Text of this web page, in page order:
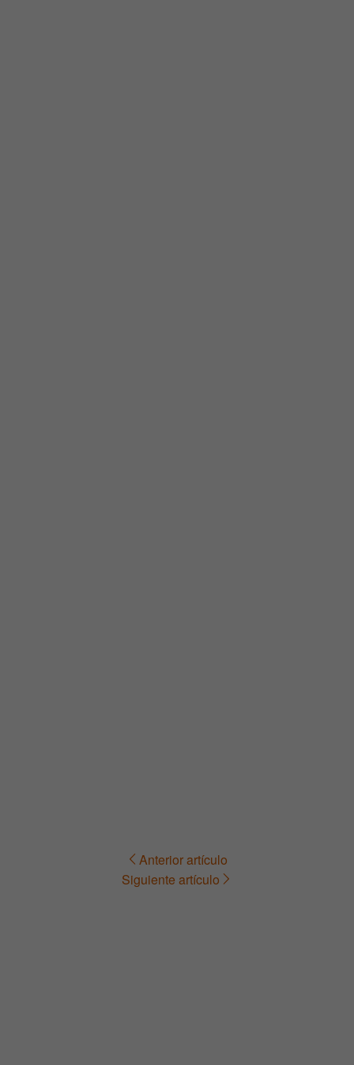
Navegación Anterior artículo
Siguiente artículo